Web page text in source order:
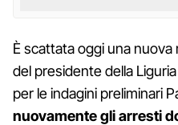
È scattata oggi una
del presidente della
per le indagini preliminari
nuovamente gli arresti